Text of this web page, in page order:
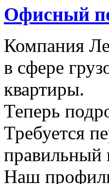
Офисный
Компания
в сфере
квартиры.
Теперь
Требуется
правильный
Наш